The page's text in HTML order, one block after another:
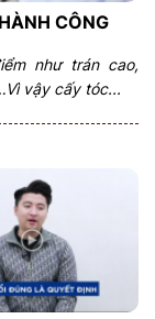
CÔNG
như trán cao,
vậy cấy tóc...